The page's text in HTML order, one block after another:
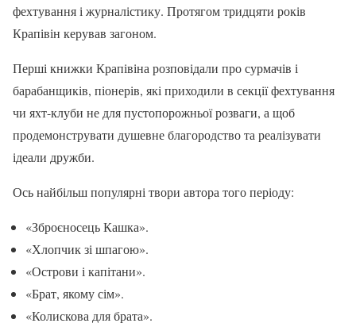
фехтування і журналістику. Протягом тридцяти років
Крапівін керував загоном.
Перші книжки Крапівіна розповідали про сурмачів і
барабанщиків, піонерів, які приходили в секції фехтування
чи яхт-клуби не для пустопорожньої розваги, а щоб
продемонструвати душевне благородство та реалізувати
ідеали дружби.
Ось найбільш популярні твори автора того періоду:
«Зброєносець Кашка».
«Хлопчик зі шпагою».
«Острови і капітани».
«Брат, якому сім».
«Колискова для брата».